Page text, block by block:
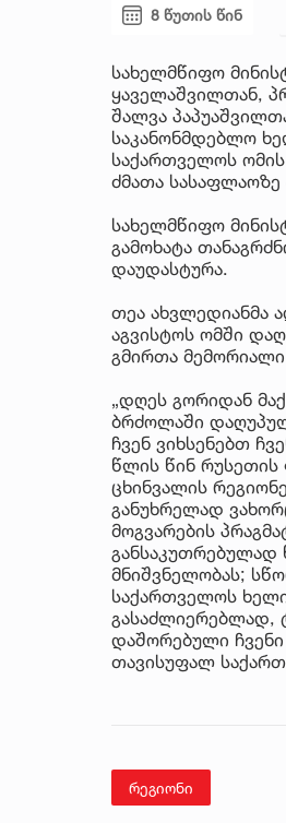
8 წუთის წინ
სახელმწიფო
ყაველაშვილთან,
შალვა
საკანონმდებლო
საქართველოს
ძმათა სასაფლაოზე
სახელმწიფო
გამოხატა
დაუდასტურა.
თეა ახვლედიანმა
აგვისტოს ომში
გმირთა
„დღეს გორიდან
ბრძოლაში
ჩვენ ვიხსენებთ
წლის წინ რუსეთის
ცხინვალის
განუხრელად
მოგვარების
განსაკუთრებულად
მნიშვნელობას;
საქართველოს
გასაძლიერებლად,
დაშორებული
თავისუფალ
რეგიონი